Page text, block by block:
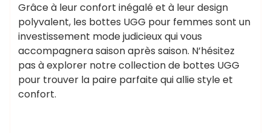
Grâce à leur confort inégalé et à leur design
polyvalent, les bottes UGG pour femmes sont un
investissement mode judicieux qui vous
accompagnera saison après saison. N’hésitez
pas à explorer notre collection de bottes UGG
pour trouver la paire parfaite qui allie style et
confort.